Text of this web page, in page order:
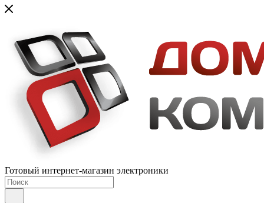
Готовый интернет-магазин электроники